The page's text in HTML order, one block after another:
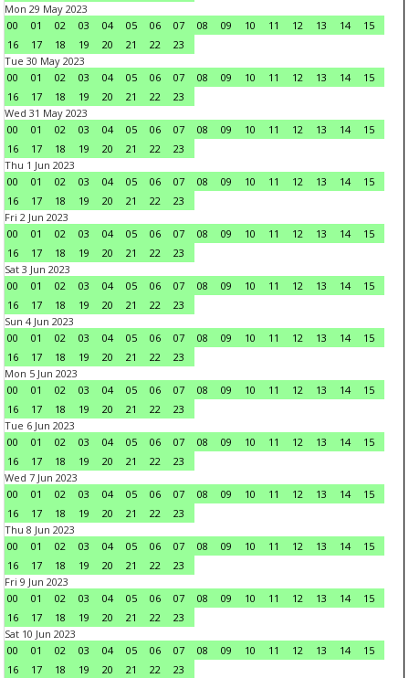
Mon 29 May 2023
00
01 02 03 04 05 06 07 08 09 10 11 12 13 14
15
16
17 18 19 20 21 22
23
Tue 30 May 2023
00
01 02 03 04 05 06 07 08 09 10 11 12 13 14
15
16
17 18 19 20 21 22
23
Wed 31 May 2023
00
01 02 03 04 05 06 07 08 09 10 11 12 13 14
15
16
17 18 19 20 21 22
23
Thu 1 Jun 2023
00
01 02 03 04 05 06 07 08 09 10 11 12 13 14
15
16
17 18 19 20 21 22
23
Fri 2 Jun 2023
00
01 02 03 04 05 06 07 08 09 10 11 12 13 14
15
16
17 18 19 20 21 22
23
Sat 3 Jun 2023
00
01 02 03 04 05 06 07 08 09 10 11 12 13 14
15
16
17 18 19 20 21 22
23
Sun 4 Jun 2023
00
01 02 03 04 05 06 07 08 09 10 11 12 13 14
15
16
17 18 19 20 21 22
23
Mon 5 Jun 2023
00
01 02 03 04 05 06 07 08 09 10 11 12 13 14
15
16
17 18 19 20 21 22
23
Tue 6 Jun 2023
00
01 02 03 04 05 06 07 08 09 10 11 12 13 14
15
16
17 18 19 20 21 22
23
Wed 7 Jun 2023
00
01 02 03 04 05 06 07 08 09 10 11 12 13 14
15
16
17 18 19 20 21 22
23
Thu 8 Jun 2023
00
01 02 03 04 05 06 07 08 09 10 11 12 13 14
15
16
17 18 19 20 21 22
23
Fri 9 Jun 2023
00
01 02 03 04 05 06 07 08 09 10 11 12 13 14
15
16
17 18 19 20 21 22
23
Sat 10 Jun 2023
00
01 02 03 04 05 06 07 08 09 10 11 12 13 14
15
16
17 18 19 20 21 22
23